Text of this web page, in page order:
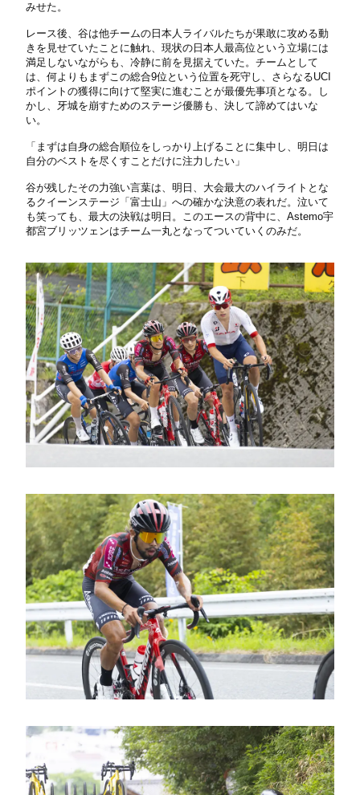
みせた。
レース後、谷は他チームの日本人ライバルたちが果敢に攻める動
きを見せていたことに触れ、現状の日本人最高位という立場には
満足しないながらも、冷静に前を見据えていた。チームとして
は、何よりもまずこの総合9位という位置を死守し、さらなるUCI
ポイントの獲得に向けて堅実に進むことが最優先事項となる。し
かし、牙城を崩すためのステージ優勝も、決して諦めてはいな
い。
「まずは自身の総合順位をしっかり上げることに集中し、明日は
自分のベストを尽くすことだけに注力したい」
谷が残したその力強い言葉は、明日、大会最大のハイライトとな
るクイーンステージ「富士山」への確かな決意の表れだ。泣いて
も笑っても、最大の決戦は明日。このエースの背中に、Astemo宇
都宮ブリッツェンはチーム一丸となってついていくのみだ。